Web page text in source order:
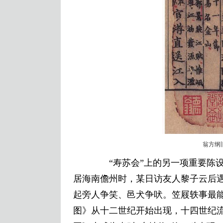
翁方纲
“寿苏会”上的另一项重要陈设
居海南儋州时，某日访友人黎子云后
起旁人争笑、邑犬争吠。笠屐轶事最
图》从十二世纪开始出现，十四世纪